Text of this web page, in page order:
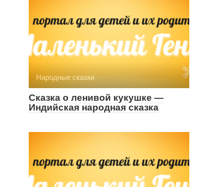
Народные сказки
Сказка о ленивой кукушке —
Индийская народная сказка